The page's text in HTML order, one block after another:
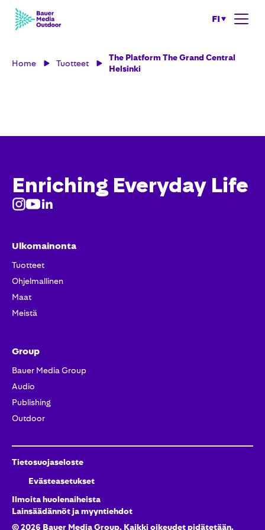
FI
Home Tuotteet
The Platform The Grand Central
Helsinki
Enriching Everyday Life
Ulkomainonta
Tuotteet​
Ohjelmallinen
Maat
Meistä
Group
Bauer Media Group
Audio
Publishing
Outdoor
Tietosuojaseloste
Evästeasetukset
Ilmoita huolenaiheista
Lainsäädännöt ja myyntiehdot
©2026 Bauer Media Group, Kaikki oikeudet pidätetään.